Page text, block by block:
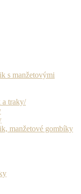
s manžetovými
a traky/
manžetové gombíky